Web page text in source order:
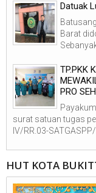
Datuak
Barat
TP.PKK
PRO
surat satuan tugas
IV/RR.03-
HUT KOTA